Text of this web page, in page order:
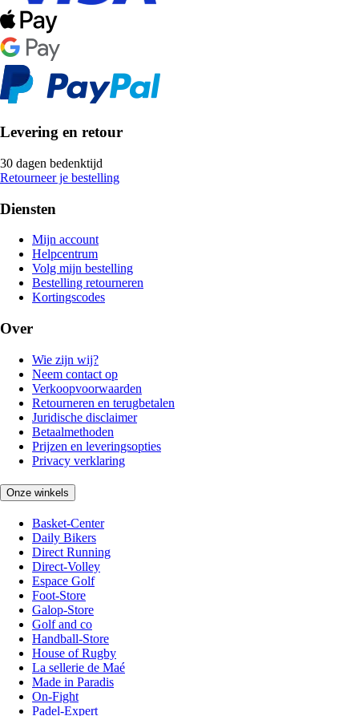
Levering en retour
30 dagen bedenktijd
Retourneer je bestelling
Diensten
Mijn account
Helpcentrum
Volg mijn bestelling
Bestelling retourneren
Kortingscodes
Over
Wie zijn wij?
Neem contact op
Verkoopvoorwaarden
Retourneren en terugbetalen
Juridische disclaimer
Betaalmethoden
Prijzen en leveringsopties
Privacy verklaring
Onze winkels
Basket-Center
Daily Bikers
Direct Running
Direct-Volley
Espace Golf
Foot-Store
Galop-Store
Golf and co
Handball-Store
House of Rugby
La sellerie de Maé
Made in Paradis
On-Fight
Padel-Expert